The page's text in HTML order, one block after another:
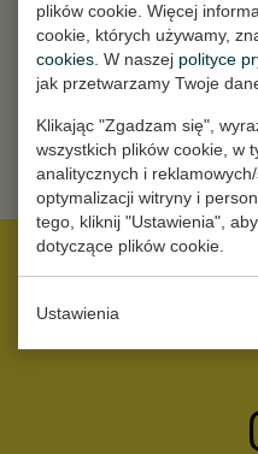
plików cookie. Więcej
cookie, których używamy,
cookies . W naszej polityce
jak przetwarzamy Twoje
Klikając "Zgadzam się",
wszystkich plików cookie, w
analitycznych i
optymalizacji witryny i
tego, kliknij "Ustawienia",
dotyczące plików cookie.
UstawieniaBądźmy